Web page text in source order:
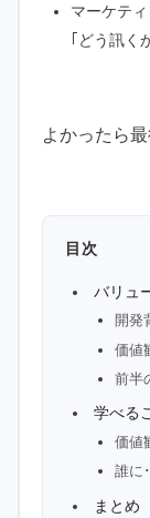
マーケテ
｢どう訊く
よかったら
目次
バリュ
開発
価値
前半
学べる
価値
誰に
まとめ